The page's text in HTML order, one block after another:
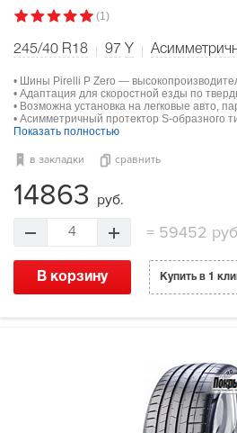
(1)
245/40 R18 97 Y
• Шины Pirelli P Zero —
• Адаптация для скоростной езды по
• Возможна установка на легковые авто,
• Асимметричный протектор S-образного
Показать полностью
в закладки сравнить
14863 руб.
4 =59452
В корзину Купить в 1